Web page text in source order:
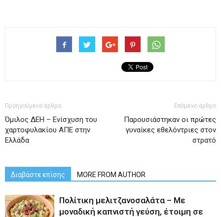
Προηγούμενο άρθρο
Όμιλος ΔΕΗ – Ενίσχυση του
χαρτοφυλακίου ΑΠΕ στην
Ελλάδα
Επόμενο άρθρο
Παρουσιάστηκαν οι πρώτες
γυναίκες εθελόντριες στον
στρατό
Διαβάστε επίσης MORE FROM AUTHOR
Πολίτικη μελιτζανοσαλάτα – Με
μοναδική καπνιστή γεύση, έτοιμη σε